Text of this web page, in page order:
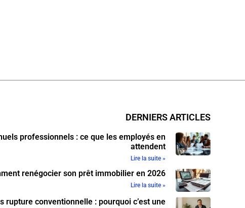
DERNIERS ARTICLES
professionnels : ce que les employés en
attendent
Lire la suite »
renégocier son prêt immobilier en 2026
Lire la suite »
rupture conventionnelle : pourquoi c’est une